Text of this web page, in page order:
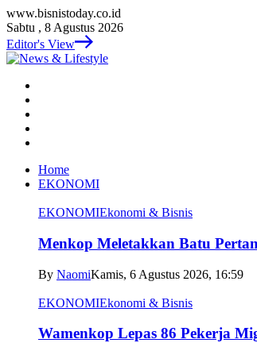
www.bisnistoday.co.id
Sabtu , 8 Agustus 2026
Editor's View
Home
EKONOMI
EKONOMIEkonomi & Bisnis
Menkop Meletakkan Batu
By NaomiKamis, 6 Agustus 2026, 16:59
EKONOMIEkonomi & Bisnis
Wamenkop Lepas 86 Pekerja